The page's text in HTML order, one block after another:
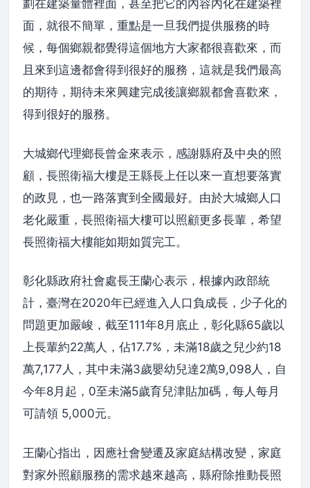
劃在建築量體裡面，甚至把它的內容內化在建築裡
面，就很不簡單，重點是一旦我們提供服務的時
候，每個鄉親都覺得這個地方大家都很喜歡來，而
且來到這邊都會得到很好的服務，這就是我們最高
的期待，期待未來興建完成後讓鄉親都會喜歡來，
得到很好的服務。
大城鄉代理鄉長曾金來表示，感謝縣府及中央的照
顧，長照衛福大樓是王縣長上任以來一直想要落實
的政見，也一路落實到全國最好。由於大城鄉人口
老化嚴重，長照衛福大樓可以照顧更多長輩，希望
長照衛福大樓能如期如質完工。
彰化縣政府社會處長王蘭心表示，根據內政部統
計，臺灣在2020年已經進入人口負成長，少子化的
問題更加嚴峻，截至111年8月底止，彰化縣65歲以
上長輩約22萬人，佔17.7%，未滿18歲之兒少約18
萬7,177人，其中未滿3歲嬰幼兒達2萬9,098人，自
今年8月起，0至未滿5歲育兒津貼加碼，每人每月
可請領 5,000元。
王蘭心指出，因應社會變遷及家庭結構改變，家庭
對家外照顧服務的需求越來越高，縣府除推動長照